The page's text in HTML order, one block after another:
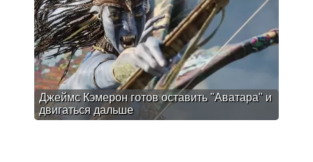
Джеймс Кэмерон готов оставить "Аватара" и
двигаться дальше